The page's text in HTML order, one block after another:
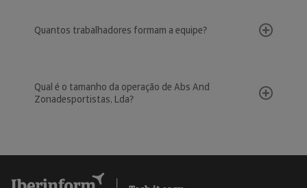
Quantos trabalhadores formam a equipe?
Qual é o tamanho da operação de Abs And
Zonadesportistas, Lda?